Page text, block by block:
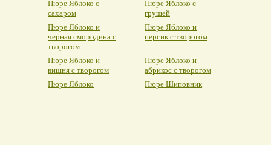
Пюре Яблоко с
сахаром
Пюре Яблоко с
грушей
Пюре Яблоко и
черная смородина с
творогом
Пюре Яблоко и
персик с творогом
Пюре Яблоко и
вишня с творогом
Пюре Яблоко и
абрикос с творогом
Пюре Яблоко
Пюре Шиповник